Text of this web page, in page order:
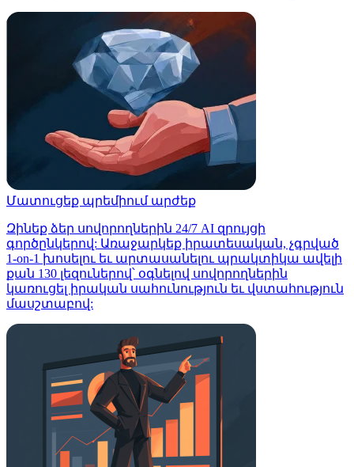
Մատուցեք պրեմիում արժեք
Զինեք ձեր սովորողներին 24/7 AI զրույցի
գործընկերով: Առաջարկեք իրատեսական, չգրված
1-on-1 խոսելու եւ արտասանելու պրակտիկա ավելի
քան 130 լեզուներով՝ օգնելով սովորողներին
կառուցել իրական սահունություն եւ վստահություն
մասշտաբով: